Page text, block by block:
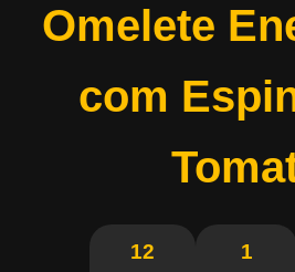
Omelete
com
12 1